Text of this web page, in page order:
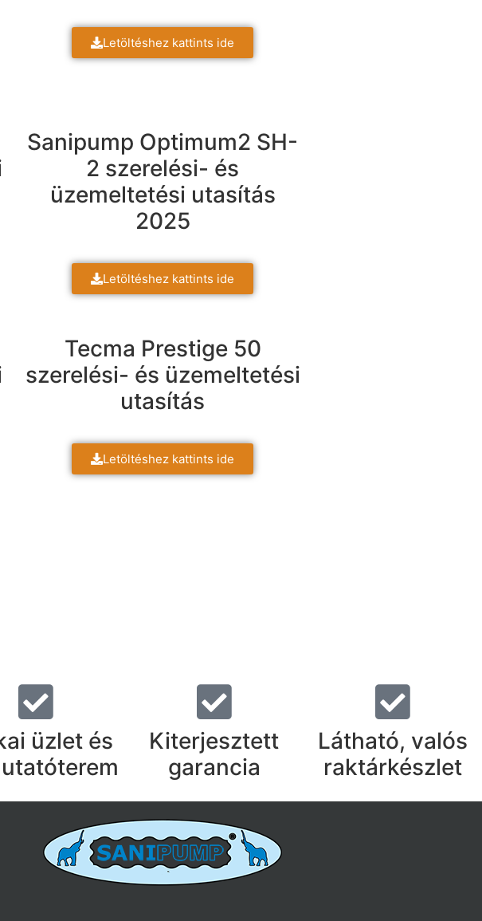
Letöltéshez kattints ide
Sanipump Optimum2 SH-
2 szerelési- és
üzemeltetési utasítás
2025
Letöltéshez kattints ide
Tecma Prestige 50
szerelési- és üzemeltetési
utasítás
Letöltéshez kattints ide
üzlet és
Kiterjesztett
garancia
Látható, valós
raktárkészlet